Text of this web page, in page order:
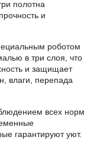
полотна
и
роботом
в три слоя, что
и защищает
влаги, перепада
всех норм
гарантируют уют.